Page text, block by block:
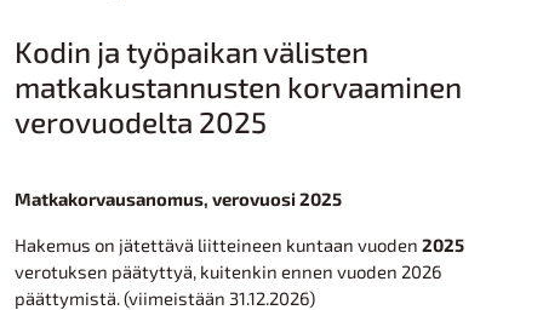
Kodin ja työpaikan välisten
matkakustannusten korvaaminen
verovuodelta 2025
Matkakorvausanomus, verovuosi 2025
Hakemus on jätettävä liitteineen kuntaan vuoden 2025
verotuksen päätyttyä, kuitenkin ennen vuoden 2026
päättymistä. (viimeistään 31.12.2026)